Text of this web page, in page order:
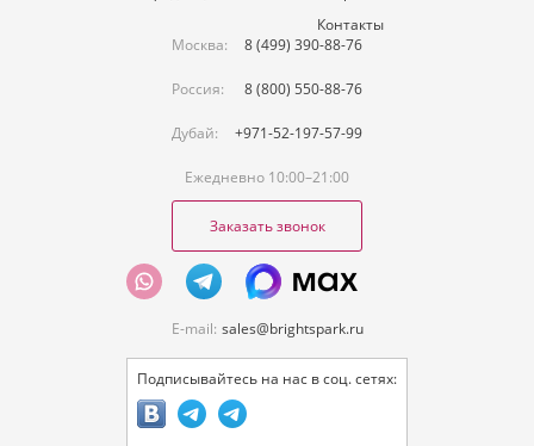
Контакты
Москва:
8 (499) 390-88-76
Россия: 8 (800) 550-88-76
Дубай: +971-52-197-57-99
Ежедневно 10:00–21:00
Заказать звонок
E-mail: sales@brightspark.ru
Подписывайтесь на нас в соц. сетях: